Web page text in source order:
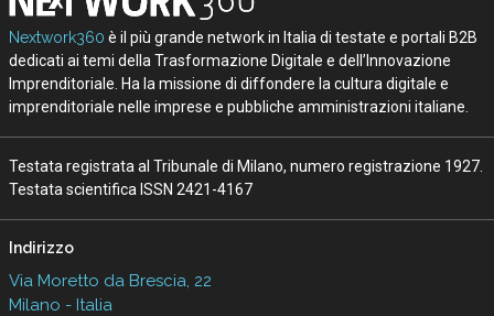
Nextwork360 è il più grande network in Italia di testate e portali B2B
dedicati ai temi della Trasformazione Digitale e dell’Innovazione
Imprenditoriale. Ha la missione di diffondere la cultura digitale e
imprenditoriale nelle imprese e pubbliche amministrazioni italiane.
Testata registrata al Tribunale di Milano, numero registrazione 1927.
Testata scientifica ISSN 2421-4167
Indirizzo
Via Moretto da Brescia, 22
Milano - Italia